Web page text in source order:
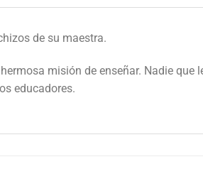
de su maestra.
misión de enseñar. Nadie que
educadores.